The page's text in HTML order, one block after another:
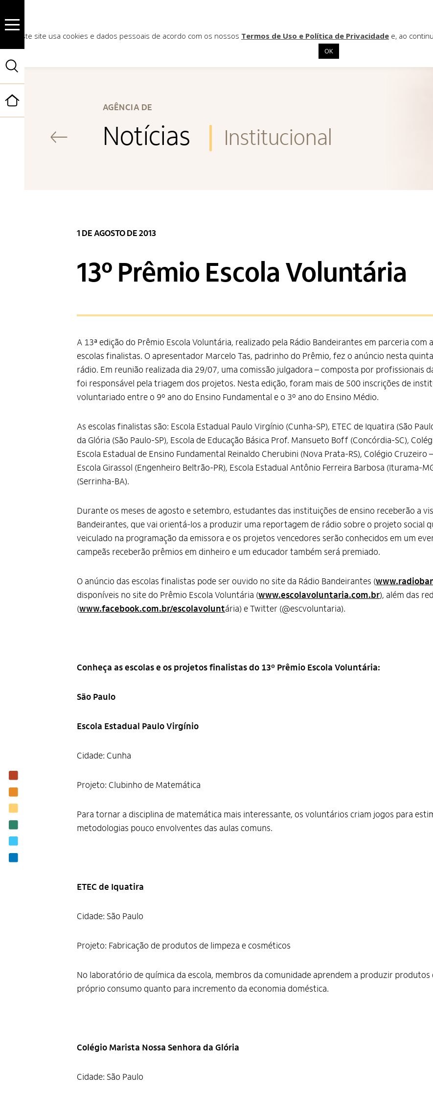
AGÊNCIA DE
Notícias Institucional
1 DE AGOSTO DE 2013
13º Prêmio Escola Voluntária
A 13ª edição do Prêmio Escola Voluntária, realizado pela Rádio Bandeirantes em parceria com
escolas finalistas. O apresentador Marcelo Tas, padrinho do Prêmio, fez o anúncio nesta
rádio. Em reunião realizada dia 29/07, uma comissão julgadora – composta por profissionais
foi responsável pela triagem dos projetos. Nesta edição, foram mais de 500 inscrições de
voluntariado entre o 9º ano do Ensino Fundamental e o 3º ano do Ensino Médio.
As escolas finalistas são: Escola Estadual Paulo Virgínio (Cunha-SP), ETEC de Iquatira (São
da Glória (São Paulo-SP), Escola de Educação Básica Prof. Mansueto Boff (Concórdia-SC),
Escola Estadual de Ensino Fundamental Reinaldo Cherubini (Nova Prata-RS), Colégio Cruzeiro
Escola Girassol (Engenheiro Beltrão-PR), Escola Estadual Antônio Ferreira Barbosa (Iturama-
(Serrinha-BA).
Durante os meses de agosto e setembro, estudantes das instituições de ensino receberão a
Bandeirantes, que vai orientá-los a produzir uma reportagem de rádio sobre o projeto social
veiculado na programação da emissora e os projetos vencedores serão conhecidos em um
campeãs receberão prêmios em dinheiro e um educador também será premiado.
O anúncio das escolas finalistas pode ser ouvido no site da Rádio Bandeirantes (
disponíveis no site do Prêmio Escola Voluntária (www.escolavoluntaria.com.br), além das
(www.facebook.com.br/escolavoluntária) e Twitter (@escvoluntaria).
Conheça as escolas e os projetos finalistas do 13º Prêmio Escola Voluntária:
São Paulo
Escola Estadual Paulo Virgínio
Cidade: Cunha
Projeto: Clubinho de Matemática
Para tornar a disciplina de matemática mais interessante, os voluntários criam jogos para
metodologias pouco envolventes das aulas comuns.
ETEC de Iquatira
Cidade: São Paulo
Projeto: Fabricação de produtos de limpeza e cosméticos
No laboratório de química da escola, membros da comunidade aprendem a produzir
próprio consumo quanto para incremento da economia doméstica.
Colégio Marista Nossa Senhora da Glória
Cidade: São Paulo
Este site usa cookies e dados pessoais de acordo com os nossos Termos de Uso e Política de Privacidade e, ao
OK